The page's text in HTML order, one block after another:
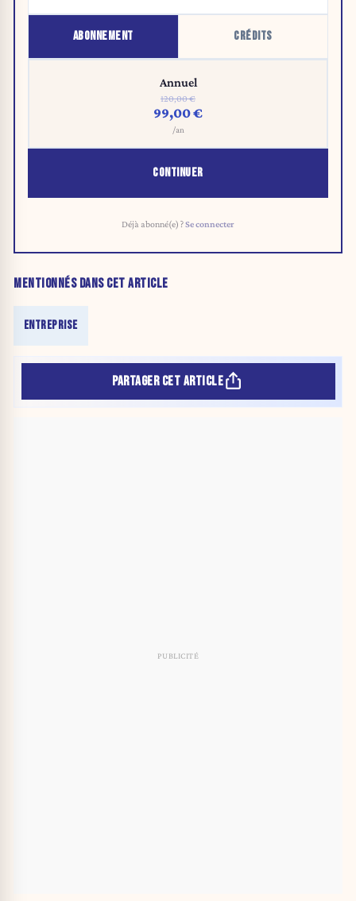
ABONNEMENT CRÉDITS
Annuel
120,00 €
99,00 €
/an
CONTINUER
Déjà abonné(e) ?Se connecter
MENTIONNÉS DANS CET ARTICLE
ENTREPRISE
PARTAGER CET ARTICLE